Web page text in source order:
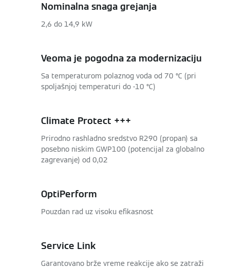
Nominalna snaga grejanja
2,6 do 14,9 kW
Veoma je pogodna za modernizaciju
Sa temperaturom polaznog voda od 70 °C (pri
spoljašnjoj temperaturi do -10 °C)
Climate Protect +++
Prirodno rashladno sredstvo R290 (propan) sa
posebno niskim GWP100 (potencijal za globalno
zagrevanje) od 0,02
OptiPerform
Pouzdan rad uz visoku efikasnost
Service Link
Garantovano brže vreme reakcije ako se zatraži